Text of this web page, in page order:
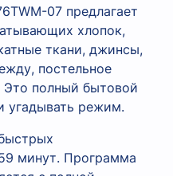
07 предлагает
хлопок,
ткани, джинсы,
постельное
Это полный бытовой
угадывать режим.
минут. Программа